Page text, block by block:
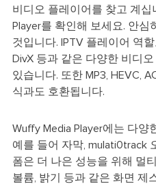
비디오 플레이어를 찾고 계십
Player를 확인해 보세요. 안
것입니다. IPTV 플레이어 역할
DivX 등과 같은 다양한 비디
있습니다. 또한 MP3, HEVC,
식과도 호환됩니다.
Wuffy Media Player에는 다양
예를 들어 자막, mulati0track
폼은 더 나은 성능을 위해 멀
볼륨, 밝기 등과 같은 화면 제